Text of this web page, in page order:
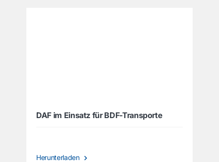
DAF im Einsatz für BDF-Transporte
Herunterladen